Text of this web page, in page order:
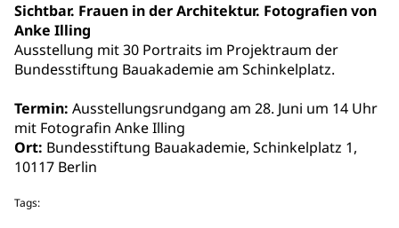
Sichtbar. Frauen in der Architektur. Fotografien von
Anke Illing
Ausstellung mit 30 Portraits im Projektraum der
Bundesstiftung Bauakademie am Schinkelplatz.
Termin: Ausstellungsrundgang am 28. Juni um 14 Uhr
mit Fotografin Anke Illing
Ort: Bundesstiftung Bauakademie, Schinkelplatz 1,
10117 Berlin
Tags: